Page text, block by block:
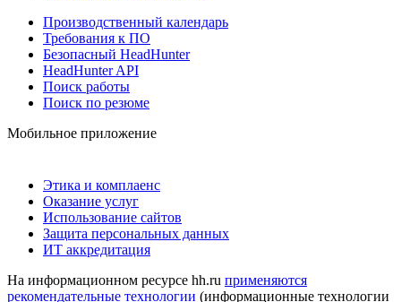
Производственный календарь
Требования к ПО
Безопасный HeadHunter
HeadHunter API
Поиск работы
Поиск по резюме
Мобильное приложение
Этика и комплаенс
Оказание услуг
Использование сайтов
Защита персональных данных
ИТ аккредитация
На информационном ресурсе hh.ru применяются
рекомендательные технологии (информационные технологии